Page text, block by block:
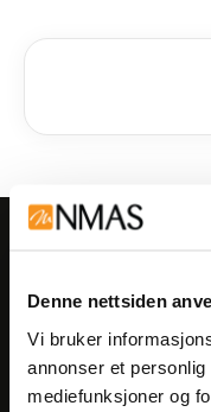
Denne nettsiden
Vi bruker
annonser et
mediefunksjoner og
Meld deg på
Få